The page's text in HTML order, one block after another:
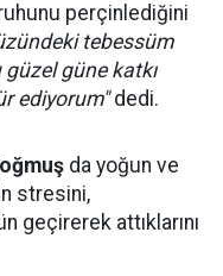
perçinlediğini
tebessüm
güne katkı
ediyorum"dedi.
da yoğun ve
stresini,
geçirerek attıklarını